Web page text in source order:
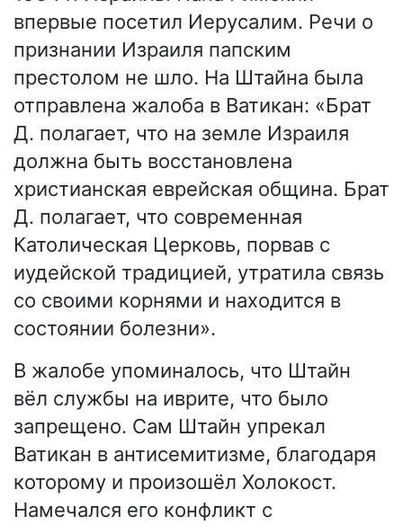
впервые посетил Иерусалим. Речи о
признании Израиля папским
престолом не шло. На Штайна была
отправлена жалоба в Ватикан: «Брат
Д. полагает, что на земле Израиля
должна быть восстановлена
христианская еврейская община. Брат
Д. полагает, что современная
Католическая Церковь, порвав с
иудейской традицией, утратила связь
со своими корнями и находится в
состоянии болезни».
В жалобе упоминалось, что Штайн
вёл службы на иврите, что было
запрещено. Сам Штайн упрекал
Ватикан в антисемитизме, благодаря
которому и произошёл Холокост.
Намечался его конфликт с